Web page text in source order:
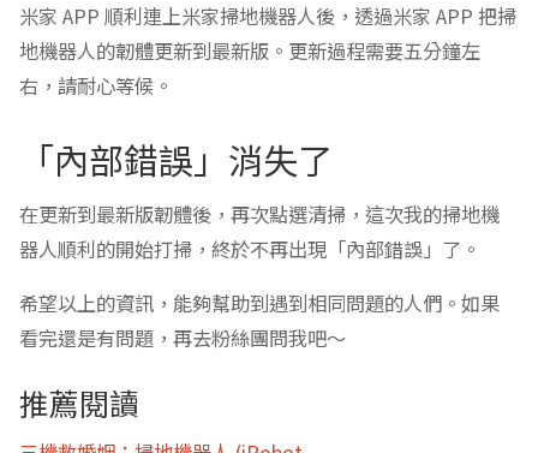
米家 APP 順利連上米家掃地機器人後，透過米家 APP 把掃
地機器人的韌體更新到最新版。更新過程需要五分鐘左
右，請耐心等候。
「內部錯誤」消失了
在更新到最新版韌體後，再次點選清掃，這次我的掃地機
器人順利的開始打掃，終於不再出現「內部錯誤」了。
希望以上的資訊，能夠幫助到遇到相同問題的人們。如果
看完還是有問題，再去粉絲團問我吧～
推薦閱讀